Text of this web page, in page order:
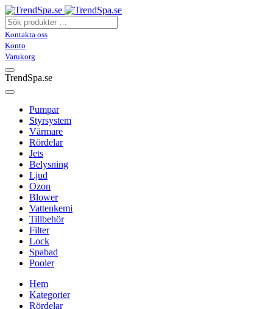
Kontakta oss
Konto
Varukorg
TrendSpa.se
Pumpar
Styrsystem
Värmare
Rördelar
Jets
Belysning
Ljud
Ozon
Blower
Vattenkemi
Tillbehör
Filter
Lock
Spabad
Pooler
Hem
Kategorier
Rördelar